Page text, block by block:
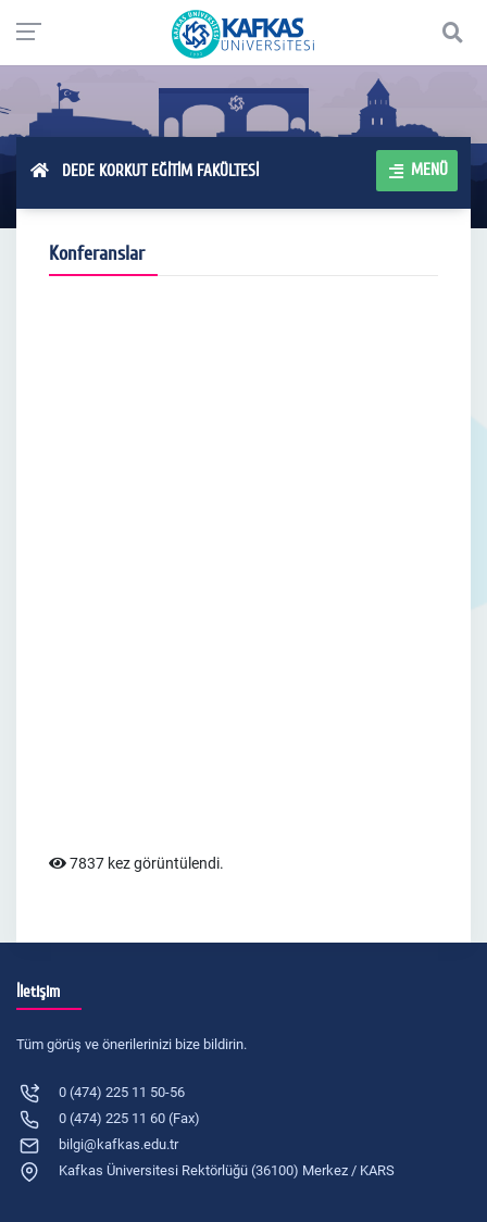
DEDE KORKUT EĞİTİM FAKÜLTESİ MENÜ
Konferanslar
7837 kez görüntülendi.
İletişim
Tüm görüş ve önerilerinizi bize bildirin.
0 (474) 225 11 50-56
0 (474) 225 11 60 (Fax)
bilgi@kafkas.edu.tr
Kafkas Üniversitesi Rektörlüğü (36100) Merkez / KARS